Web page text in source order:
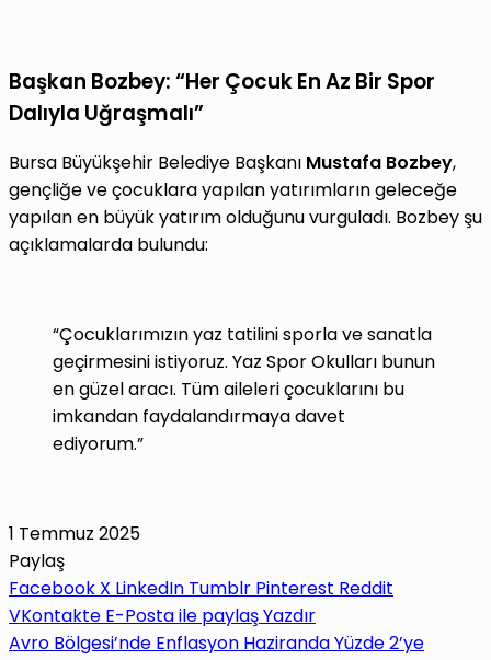
Başkan Bozbey: “Her Çocuk En Az Bir Spor
Dalıyla Uğraşmalı”
Bursa Büyükşehir Belediye Başkanı Mustafa Bozbey,
gençliğe ve çocuklara yapılan yatırımların geleceğe
yapılan en büyük yatırım olduğunu vurguladı. Bozbey şu
açıklamalarda bulundu:
“Çocuklarımızın yaz tatilini sporla ve sanatla
geçirmesini istiyoruz. Yaz Spor Okulları bunun
en güzel aracı. Tüm aileleri çocuklarını bu
imkandan faydalandırmaya davet
ediyorum.”
1 Temmuz 2025
Paylaş
Facebook X LinkedIn Tumblr Pinterest Reddit
VKontakte E-Posta ile paylaşYazdır
Avro Bölgesi’nde Enflasyon Haziranda Yüzde 2’ye